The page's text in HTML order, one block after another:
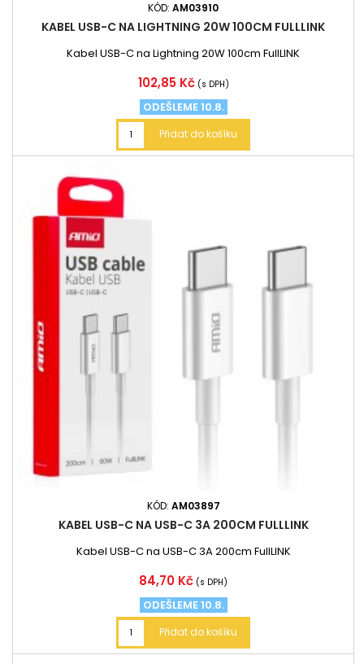
KÓD: AM03910
KABEL USB-C NA LIGHTNING 20W 100CM FULLLINK
Kabel USB-C na Lightning 20W 100cm FullLINK
Cena
102,85 Kč (s DPH)
ODEŠLEME 10.8.
Přidat do košíku
KÓD: AM03897
KABEL USB-C NA USB-C 3A 200CM FULLLINK
Kabel USB-C na USB-C 3A 200cm FullLINK
Cena
84,70 Kč (s DPH)
ODEŠLEME 10.8.
Přidat do košíku